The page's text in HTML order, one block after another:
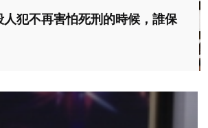
人犯不再害怕死刑的時候，誰保